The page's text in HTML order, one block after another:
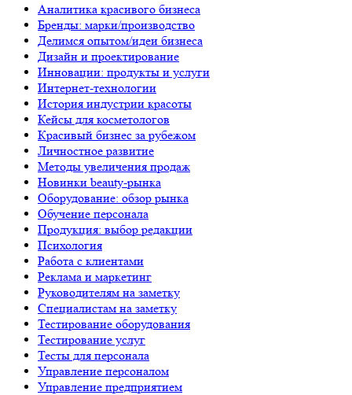
Аналитика красивого бизнеса
Бренды: марки/производство
Делимся опытом/идеи бизнеса
Дизайн и проектирование
Инновации: продукты и услуги
Интернет-технологии
История индустрии красоты
Кейсы для косметологов
Красивый бизнес за рубежом
Личностное развитие
Методы увеличения продаж
Новинки beauty-рынка
Оборудование: обзор рынка
Обучение персонала
Продукция: выбор редакции
Психология
Работа с клиентами
Реклама и маркетинг
Руководителям на заметку
Специалистам на заметку
Тестирование оборудования
Тестирование услуг
Тесты для персонала
Управление персоналом
Управление предприятием